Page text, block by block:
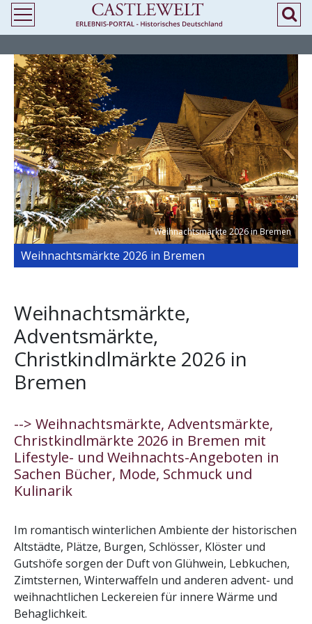
Weihnachtsmärkte 2026 in Bremen
Weihnachtsmärkte 2026 in Bremen
Weihnachtsmärkte,
Adventsmärkte,
Christkindlmärkte 2026 in
Bremen
--> Weihnachtsmärkte, Adventsmärkte,
Christkindlmärkte 2026 in Bremen mit
Lifestyle- und Weihnachts-Angeboten in
Sachen Bücher, Mode, Schmuck und
Kulinarik
Im romantisch winterlichen Ambiente der historischen
Altstädte, Plätze, Burgen, Schlösser, Klöster und
Gutshöfe sorgen der Duft von Glühwein, Lebkuchen,
Zimtsternen, Winterwaffeln und anderen advent- und
weihnachtlichen Leckereien für innere Wärme und
Behaglichkeit.